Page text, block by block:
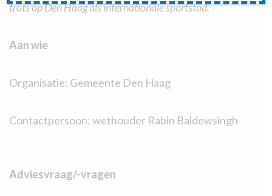
trots op Den Haag als internationale sportstad.
Aan wie
Organisatie: Gemeente Den Haag
Contactpersoon: wethouder Rabin Baldewsingh
Adviesvraag/-vragen